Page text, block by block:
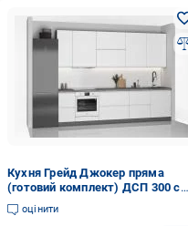
Кухня Грейд Джокер пряма
(готовий комплект) ДСП 300 см
альба білий/графіт сірий
оцінити